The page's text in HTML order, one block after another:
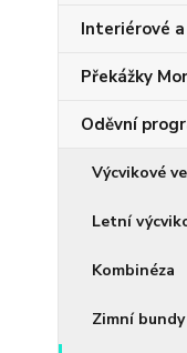
Interiérové
Překážky
Oděvní
Výcvikové
Letní
Kombinéza
Zimní bundy